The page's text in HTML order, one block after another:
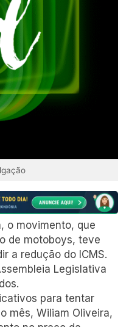
o movimento, que
de motoboys, teve
a redução do ICMS.
Legislativa
para tentar
mês, Wiliam Oliveira,